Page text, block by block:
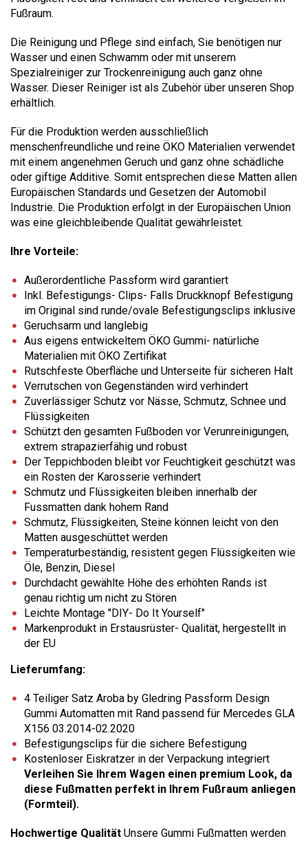
Fußraum.
Die Reinigung und Pflege sind einfach, Sie benötigen nur
Wasser und einen Schwamm oder mit unserem
Spezialreiniger zur Trockenreinigung auch ganz ohne
Wasser. Dieser Reiniger ist als Zubehör über unseren Shop
erhältlich.
Für die Produktion werden ausschließlich
menschenfreundliche und reine ÖKO Materialien verwendet
mit einem angenehmen Geruch und ganz ohne schädliche
oder giftige Additive. Somit entsprechen diese Matten allen
Europäischen Standards und Gesetzen der Automobil
Industrie. Die Produktion erfolgt in der Europäischen Union
was eine gleichbleibende Qualität gewährleistet.
Ihre Vorteile:
Außerordentliche Passform wird garantiert
Inkl. Befestigungs- Clips- Falls Druckknopf Befestigung
im Original sind runde/ovale Befestigungsclips inklusive
Geruchsarm und langlebig
Aus eigens entwickeltem ÖKO Gummi- natürliche
Materialien mit ÖKO Zertifikat
Rutschfeste Oberfläche und Unterseite für sicheren Halt
Verrutschen von Gegenständen wird verhindert
Zuverlässiger Schutz vor Nässe, Schmutz, Schnee und
Flüssigkeiten
Schützt den gesamten Fußboden vor Verunreinigungen,
extrem strapazierfähig und robust
Der Teppichboden bleibt vor Feuchtigkeit geschützt was
ein Rosten der Karosserie verhindert
Schmutz und Flüssigkeiten bleiben innerhalb der
Fussmatten dank hohem Rand
Schmutz, Flüssigkeiten, Steine können leicht von den
Matten ausgeschüttet werden
Temperaturbeständig, resistent gegen Flüssigkeiten wie
Öle, Benzin, Diesel
Durchdacht gewählte Höhe des erhöhten Rands ist
genau richtig um nicht zu Stören
Leichte Montage "DIY- Do It Yourself"
Markenprodukt in Erstausrüster- Qualität, hergestellt in
der EU
Lieferumfang:
4 Teiliger Satz Aroba by Gledring Passform Design
Gummi Automatten mit Rand passend für Mercedes GLA
X156 03.2014-02.2020
Befestigungsclips für die sichere Befestigung
Kostenloser Eiskratzer in der Verpackung integriert
Verleihen Sie Ihrem Wagen einen premium Look, da
diese Fußmatten perfekt in Ihrem Fußraum anliegen
(Formteil).
Hochwertige Qualität Unsere Gummi Fußmatten werden